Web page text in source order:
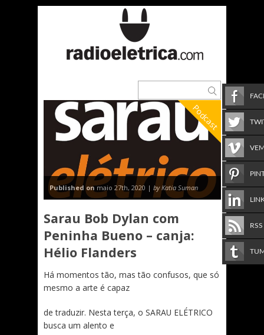
Podcast
Published onmaio 27th, 2020 | by Katia Suman
Sarau Bob Dylan com
Peninha Bueno – canja:
Hélio Flanders
Há momentos tão, mas tão confusos, que só
mesmo a arte é capaz
de traduzir. Nesta terça, o SARAU ELÉTRICO
busca um alento e
RSS